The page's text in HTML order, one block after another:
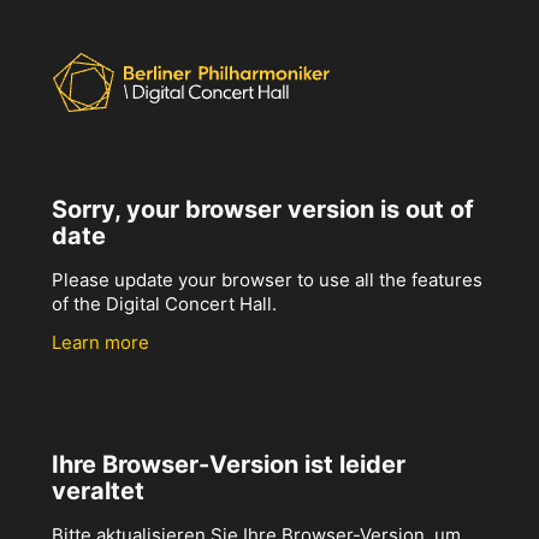
Sorry, your browser version is out of
date
Please update your browser to use all the features
of the Digital Concert Hall.
Learn more
Ihre Browser-Version ist leider
veraltet